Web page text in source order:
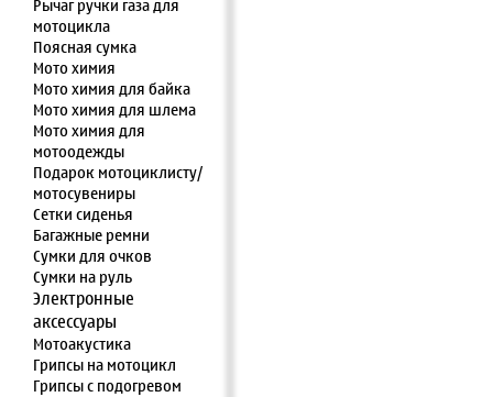
Рычаг ручки газа для
мотоцикла
Поясная сумка
Мото химия
Мото химия для байка
Мото химия для шлема
Мото химия для
мотоодежды
Подарок мотоциклисту/
мотосувениры
Сетки сиденья
Багажные ремни
Сумки для очков
Сумки на руль
Электронные
аксессуары
Мотоакустика
Грипсы на мотоцикл
Грипсы с подогревом